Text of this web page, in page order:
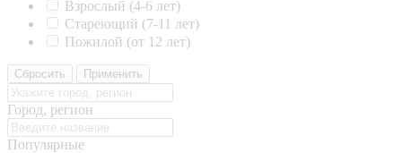
Взрослый (4-6 лет)
Стареющий (7-11 лет)
Пожилой (от 12 лет)
Сбросить Применить
Город, регион
Популярные